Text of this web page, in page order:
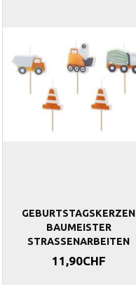
GEBURTSTAGSKERZEN
BAUMEISTER
STRASSENARBEITEN
11,90CHF